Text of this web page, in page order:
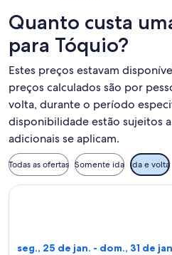
Quanto custa
para Tóquio?
Estes preços estavam
preços calculados são por
volta, durante o período
disponibilidade estão sujeitos
adicionais se aplicam.
Todas as ofertas Somente ida Ida e volta
seg., 25 de jan. - dom., 31 de
Selecionar o voo da Japan